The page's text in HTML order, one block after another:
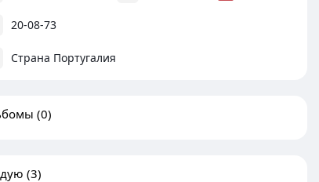
20-08-73
Страна Португалия
(0)
(3)